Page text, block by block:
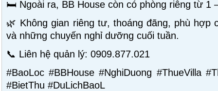
🛏️ Ngoài ra, BB House còn có phòng riêng từ 1
🌿 Không gian riêng tư, thoáng đãng, phù hợp
và những chuyến nghỉ dưỡng cuối tuần.
📞 Liên hệ quản lý: 0909.877.021
#BaoLoc #BBHouse #NghiDuong #ThueVilla
#BietThu #DuLichBaoL